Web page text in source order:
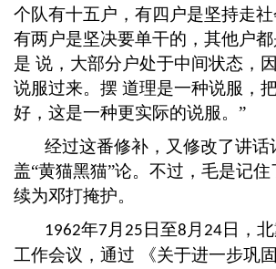
个队有十五户，有四户是坚持走社
有两户是坚决要单干的，其他户
是 说，大部分户处于中间状态，
说服过来。摆 道理是一种说服，
好，这是一种更实际的说服。”
经过这番修补，又修改了讲话
盖“黄猫黑猫”论。不过，毛是记
续为邓打掩护。
1962年7 月 25 日至8 月 24 日，
工作会议，通过 《关于进一步巩